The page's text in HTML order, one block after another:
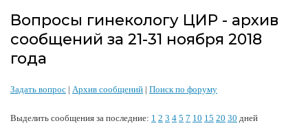
Вопросы гинекологу ЦИР - архив
сообщений за 21-31 ноября 2018
года
Задать вопрос | Архив сообщений | Поиск по форуму
Выделить сообщения за последние: 1 2 3 4 5 7 10 15 20 30 дней